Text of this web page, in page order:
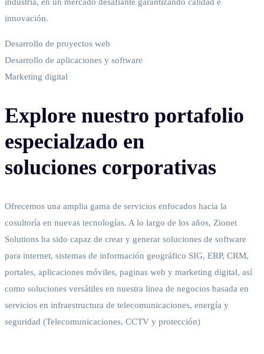
industria, en un mercado desafiante garantizando calidad e
innovación.
Desarrollo de proyectos web
Desarrollo de aplicaciones y software
Marketing digital
Explore nuestro portafolio
especialzado en
soluciones corporativas
Ofrecemos una amplia gama de servicios enfocados hacia la
cosultoría en nuevas tecnologías. A lo largo de los años, Zionet
Solutions ha sido capaz de crear y generar soluciones de software
para internet, sistemas de información geográfico SIG, ERP, CRM,
portales, aplicaciones móviles, paginas web y marketing digital, así
como soluciones versátiles en nuestra linea de negocios basada en
servicios en infraestructura de telecomunicaciones, energía y
seguridad (Telecomunicaciones, CCTV y protección)